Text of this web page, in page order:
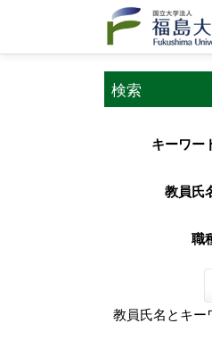
検索
キーワー
教員氏
職
教員氏名とキー